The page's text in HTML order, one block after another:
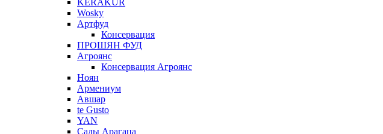
KERAKUR
Wosky
Артфуд
Консервация
ПРОШЯН ФУД
Агроянс
Консервация Агроянс
Ноян
Армениум
Авшар
te Gusto
YAN
Сады Арагаца